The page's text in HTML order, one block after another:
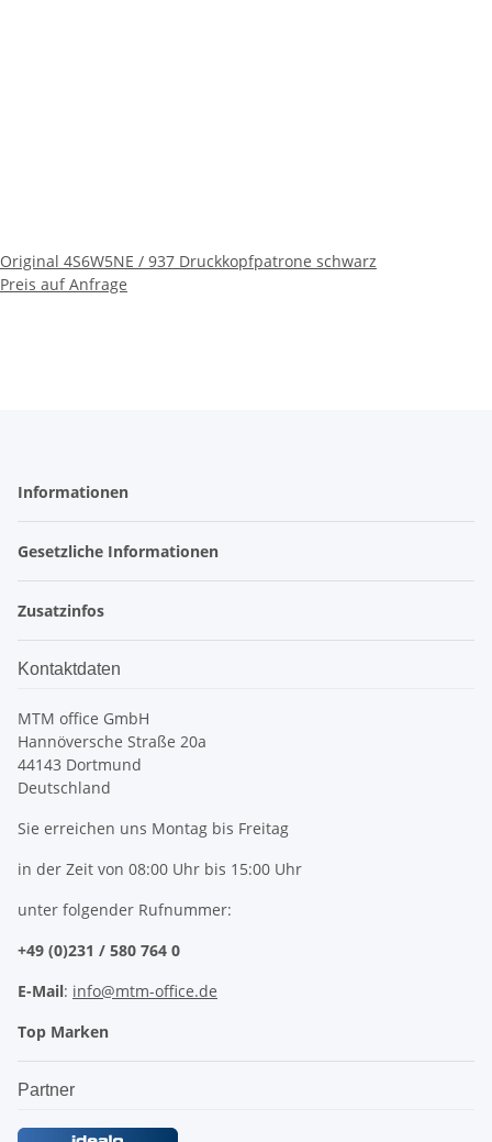
Original 4S6W5NE / 937 Druckkopfpatrone schwarz
Preis auf Anfrage
Informationen
Gesetzliche Informationen
Zusatzinfos
Kontaktdaten
MTM office GmbH
Hannöversche Straße 20a
44143 Dortmund
Deutschland
Sie erreichen uns Montag bis Freitag
in der Zeit von 08:00 Uhr bis 15:00 Uhr
unter folgender Rufnummer:
+49 (0)231 / 580 764 0
E-Mail: info@mtm-office.de
Top Marken
Partner